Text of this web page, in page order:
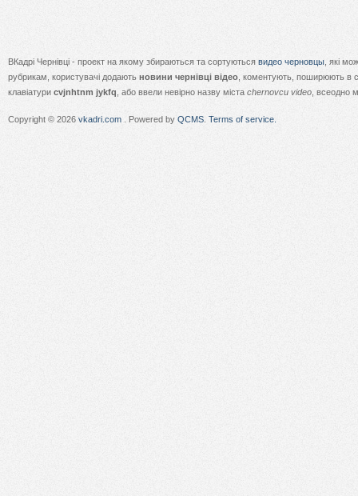
ВКадрі Чернівці - проект на якому збираються та сортуються видео черновцы , які
рубрикам, користувачі додають новини чернівці відео , коментують, поширюють в
клавіатури cvjnhtnm jykfq , або ввели невірно назву міста chernovcu video , всеодно
Copyright © 2026 vkadri.com . Powered by QCMS Terms of service.